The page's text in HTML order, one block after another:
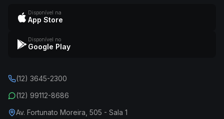
Disponível na
App Store
Disponível no
Google Play
(12) 3645-2300
(12) 99112-8686
Av. Fortunato Moreira, 505 - Sala 1